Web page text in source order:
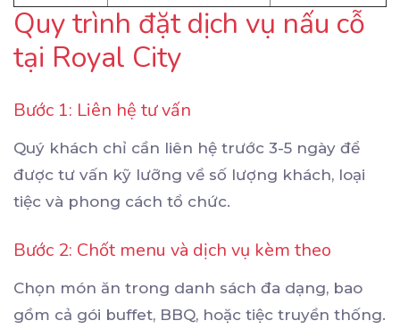
Quy trình đặt dịch vụ nấu cỗ
tại Royal City
Bước 1: Liên hệ tư vấn
Quý khách chỉ cần liên hệ trước 3-5 ngày để
được tư vấn kỹ lưỡng về số lượng khách, loại
tiệc và phong cách tổ chức.
Bước 2: Chốt menu và dịch vụ kèm theo
Chọn món ăn trong danh sách đa dạng, bao
gồm cả gói buffet, BBQ, hoặc tiệc truyền thống.